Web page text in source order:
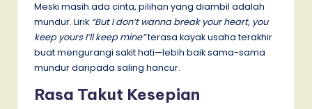
Meski masih ada cinta, pilihan yang diambil adalah
mundur. Lirik “But I don’t wanna break your heart, you
keep yours I’ll keep mine”terasa kayak usaha terakhir
buat mengurangi sakit hati—lebih baik sama-sama
mundur daripada saling hancur.
Rasa Takut Kesepian